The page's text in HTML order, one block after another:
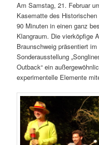
Am Samstag, 21. Februar
Kasematte des
90 Minuten in einen ganz
Klangraum. Die vierköpfige
Braunschweig präsentiert
Sonderausstellung
Outback“ ein
experimentelle Elemente